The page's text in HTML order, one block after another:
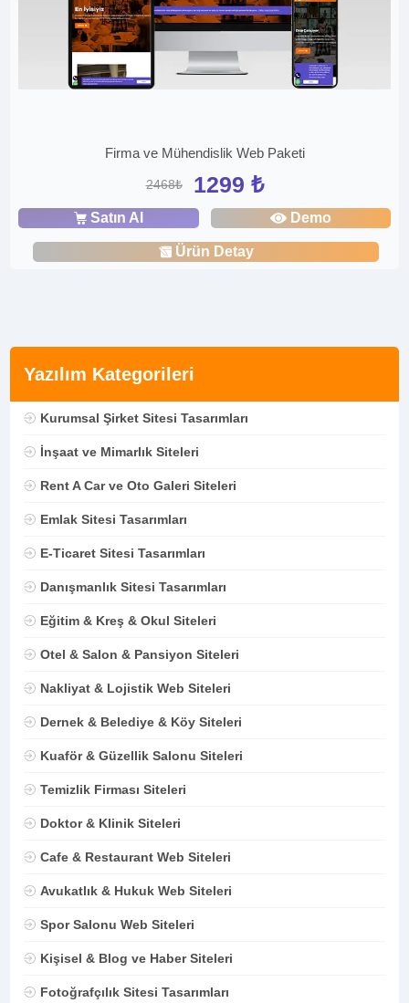
Yazılım Kategorileri
Kurumsal Şirket Sitesi Tasarımları
İnşaat ve Mimarlık Siteleri
Rent A Car ve Oto Galeri Siteleri
Emlak Sitesi Tasarımları
E-Ticaret Sitesi Tasarımları
Danışmanlık Sitesi Tasarımları
Eğitim & Kreş & Okul Siteleri
Otel & Salon & Pansiyon Siteleri
Nakliyat & Lojistik Web Siteleri
Dernek & Belediye & Köy Siteleri
Kuaför & Güzellik Salonu Siteleri
Temizlik Firması Siteleri
Doktor & Klinik Siteleri
Cafe & Restaurant Web Siteleri
Avukatlık & Hukuk Web Siteleri
Spor Salonu Web Siteleri
Kişisel & Blog ve Haber Siteleri
Fotoğrafçılık Sitesi Tasarımları
Firma ve Mühendislik Web Paketi
2468₺ 1299 ₺
Satın Al Demo
Ürün Detay